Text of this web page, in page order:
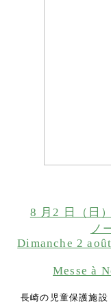
8 月2 日（日
ノ
Dimanche 2
Messe à
長崎の児童保護施